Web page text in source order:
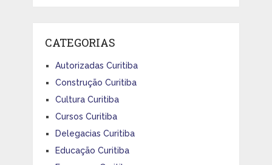
CATEGORIAS
Autorizadas Curitiba
Construção Curitiba
Cultura Curitiba
Cursos Curitiba
Delegacias Curitiba
Educação Curitiba